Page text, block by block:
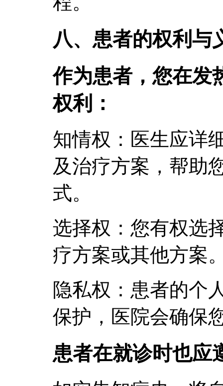
八、患者的权利与
作为患者，您在发
权利：
知情权：医生应详
及治疗方案，帮助
式。
选择权：您有权选
疗方案或其他方案
隐私权：患者的个
保护，医院会确保
患者在就诊时也应